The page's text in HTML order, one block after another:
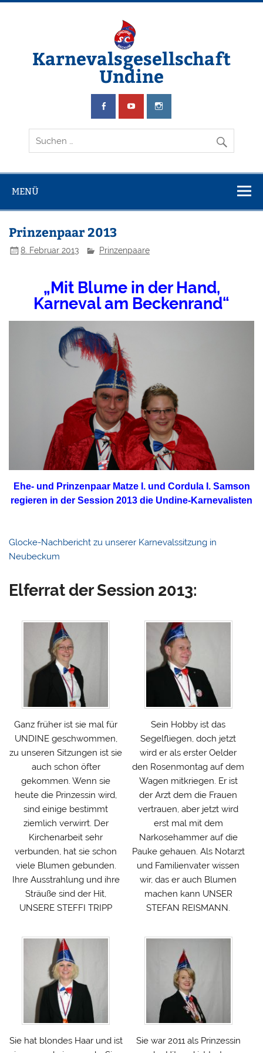
Zum
Karnevalsgesellschaft
Undine
Wir schwimmen & feiern Karneval
MENÜ
Prinzenpaar 2013
8. Februar 2013 Prinzenpaare
„Mit Blume in der Hand,
Karneval am Beckenrand“
Ehe- und Prinzenpaar Matze I. und Cordula I. Samson
regieren in der Session 2013 die Undine-Karnevalisten
Glocke-Nachbericht zu unserer Karnevalssitzung in
Neubeckum
Elferrat der Session 2013:
Ganz früher ist sie mal für
UNDINE geschwommen,
zu unseren Sitzungen ist sie
auch schon öfter
gekommen. Wenn sie
heute die Prinzessin wird,
sind einige bestimmt
ziemlich verwirrt. Der
Kirchenarbeit sehr
verbunden, hat sie schon
viele Blumen gebunden.
Ihre Ausstrahlung und ihre
Sträuße sind der Hit,
UNSERE STEFFI TRIPP
Sein Hobby ist das
Segelfliegen, doch jetzt
wird er als erster Oelder
den Rosenmontag auf dem
Wagen mitkriegen. Er ist
der Arzt dem die Frauen
vertrauen, aber jetzt wird
erst mal mit dem
Narkosehammer auf die
Pauke gehauen. Als Notarzt
und Familienvater wissen
wir, das er auch Blumen
machen kann UNSER
STEFAN REISMANN.
Sie hat blondes Haar und ist
Sie war 2011 als Prinzessin